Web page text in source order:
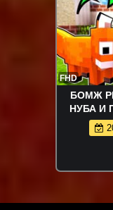
FHD
БОМЖ
НУБА И